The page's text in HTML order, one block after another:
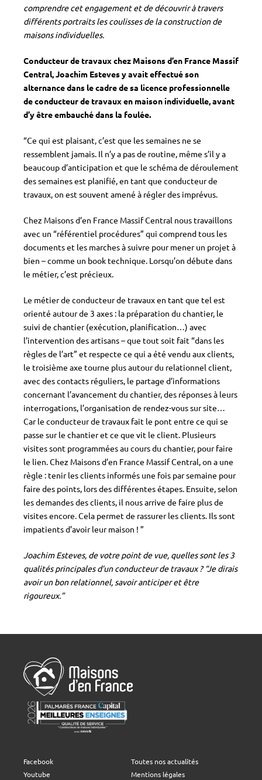
comprendre cet engagement et de découvrir à travers
différents portraits les coulisses de la construction de
maisons individuelles.
Conducteur de travaux chez Maisons d’en France Massif
Central, Joachim Esteves y avait effectué son
alternance dans le cadre de sa licence professionnelle
de conducteur de travaux en maison individuelle, avant
d’y être embauché dans la foulée.
“Ce qui est plaisant, c’est que les semaines ne se
ressemblent jamais. Il n’y a pas de routine, même s’il y a
beaucoup d’anticipation et que le schéma de déroulement
des semaines est planifié, en tant que conducteur de
travaux, on est souvent amené à régler des imprévus.
Chez Maisons d’en France Massif Central nous travaillons
avec un “référentiel procédures” qui comprend tous les
documents et les marches à suivre pour mener un projet à
bien – comme un book technique. Lorsqu’on débute dans
le métier, c’est précieux.
Le métier de conducteur de travaux en tant que tel est
orienté autour de 3 axes : la préparation du chantier, le
suivi de chantier (exécution, planification…) avec
l’intervention des artisans – que tout soit fait “dans les
règles de l’art” et respecte ce qui a été vendu aux clients,
le troisième axe tourne plus autour du relationnel client,
avec des contacts réguliers, le partage d’informations
concernant l’avancement du chantier, des réponses à leurs
interrogations, l’organisation de rendez-vous sur site…
Car le conducteur de travaux fait le pont entre ce qui se
passe sur le chantier et ce que vit le client. Plusieurs
visites sont programmées au cours du chantier, pour faire
le lien. Chez Maisons d’en France Massif Central, on a une
règle : tenir les clients informés une fois par semaine pour
faire des points, lors des différentes étapes. Ensuite, selon
les demandes des clients, il nous arrive de faire plus de
visites encore. Cela permet de rassurer les clients. Ils sont
impatients d’avoir leur maison ! ”
Joachim Esteves, de votre point de vue, quelles sont les 3
qualités principales d’un conducteur de travaux ? “Je dirais
avoir un bon relationnel, savoir anticiper et être
rigoureux.”
Facebook
Youtube
Toutes nos actualités
Mentions légales